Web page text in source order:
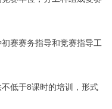
赛赛务指导和竞赛指导工
不低于8课时的培训，形式